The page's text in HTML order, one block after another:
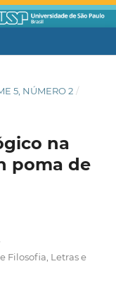
5, NÚMERO 2 /
na
poma de
Filosofia, Letras e